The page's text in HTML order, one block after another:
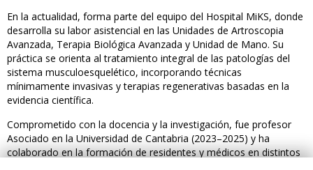
En la actualidad, forma parte del equipo del Hospital MiKS, donde
desarrolla su labor asistencial en las Unidades de Artroscopia
Avanzada, Terapia Biológica Avanzada y Unidad de Mano. Su
práctica se orienta al tratamiento integral de las patologías del
sistema musculoesquelético, incorporando técnicas
mínimamente invasivas y terapias regenerativas basadas en la
evidencia científica.
Comprometido con la docencia y la investigación, fue profesor
Asociado en la Universidad de Cantabria (2023–2025) y ha
colaborado en la formación de residentes y médicos en distintos